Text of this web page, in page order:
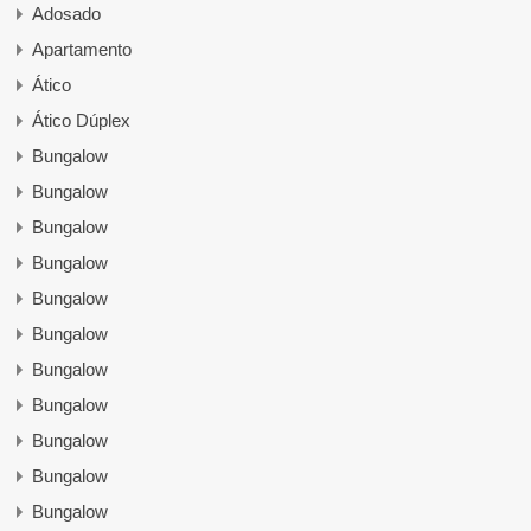
Adosado
Apartamento
Ático
Ático Dúplex
Bungalow
Bungalow
Bungalow
Bungalow
Bungalow
Bungalow
Bungalow
Bungalow
Bungalow
Bungalow
Bungalow